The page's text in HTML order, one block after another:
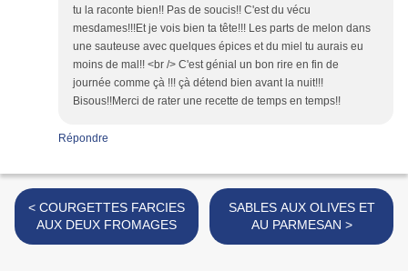
tu la raconte bien!! Pas de soucis!! C'est du vécu
mesdames!!!Et je vois bien ta tête!!! Les parts de melon dans
une sauteuse avec quelques épices et du miel tu aurais eu
moins de mal!! <br /> C'est génial un bon rire en fin de
journée comme çà !!! çà détend bien avant la nuit!!!
Bisous!!Merci de rater une recette de temps en temps!!
Répondre
< COURGETTES FARCIES
AUX DEUX FROMAGES
SABLES AUX OLIVES ET
AU PARMESAN >